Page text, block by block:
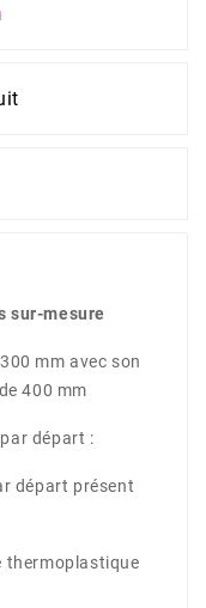
sur-mesure
mm avec son
400 mm
départ :
départ présent
thermoplastique